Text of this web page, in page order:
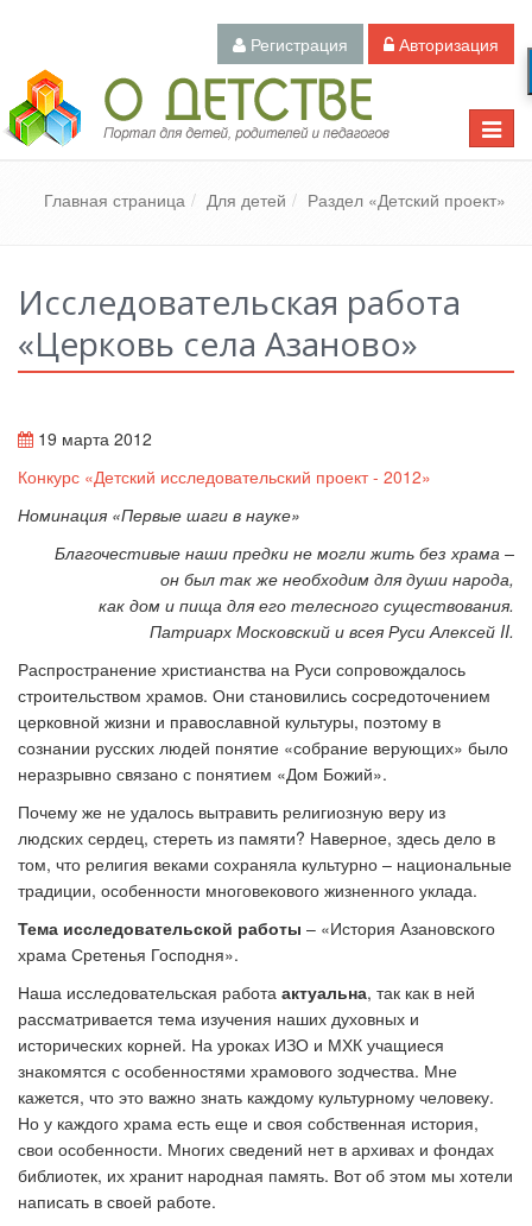
Регистрация Авторизация
Toggle
Педагогический портал «О детстве»
Главная страница Для детей Раздел «Детский проект»
Исследовательская работа
«Церковь села Азаново»
19 марта 2012
Конкурс «Детский исследовательский проект - 2012»
Номинация «Первые шаги в науке»
Благочестивые наши предки не могли жить без храма –
он был так же необходим для души народа,
как дом и пища для его телесного существования.
Патриарх Московский и всея РусиАлексей ΙΙ.
Распространение христианства на Руси сопровождалось
строительством храмов. Они становились сосредоточением
церковной жизни и православной культуры, поэтому в
сознании русских людей понятие «собрание верующих» было
неразрывно связано с понятием «Дом Божий».
Почему же не удалось вытравить религиозную веру из
людских сердец, стереть из памяти? Наверное, здесь дело в
том, что религия веками сохраняла культурно – национальные
традиции, особенности многовекового жизненного уклада.
Тема исследовательской работы – «История Азановского
храма Сретенья Господня».
Наша исследовательская работа актуальна, так как в ней
рассматривается тема изучения наших духовных и
исторических корней. На уроках ИЗО и МХК учащиеся
знакомятся с особенностями храмового зодчества. Мне
кажется, что это важно знать каждому культурному человеку.
Но у каждого храма есть еще и своя собственная история,
свои особенности. Многих сведений нет в архивах и фондах
библиотек, их хранит народная память. Вот об этом мы хотели
написать в своей работе.